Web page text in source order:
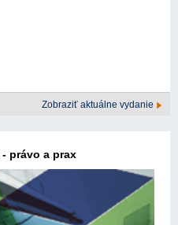
Zobraziť aktuálne vydanie
právo a prax